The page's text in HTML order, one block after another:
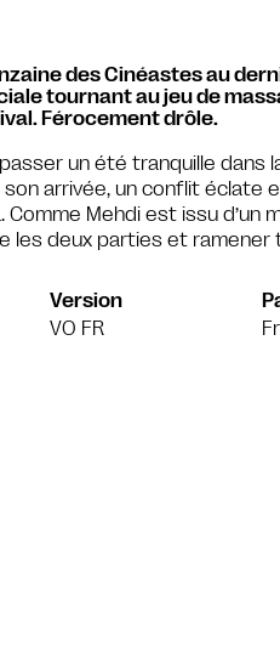
des Cinéastes au
tournant au jeu de
Férocement drôle.
un été tranquille
son arrivée, un conflit éclate
Comme Mehdi est issu
les deux parties et ramener
Version
VO FR